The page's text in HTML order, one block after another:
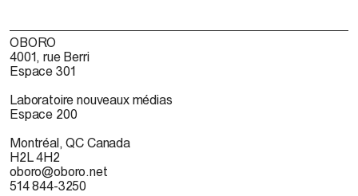
OBORO
4001, rue Berri
Espace 301
Laboratoire nouveaux médias
Espace 200
Montréal, QC Canada
H2L 4H2
oboro@oboro.net
514 844-3250